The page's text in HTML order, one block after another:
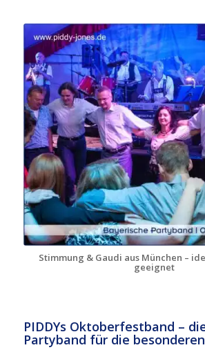
Stimmung & Gaudi aus München –
geeignet
PIDDYs Oktoberfestband –
Partyband für die